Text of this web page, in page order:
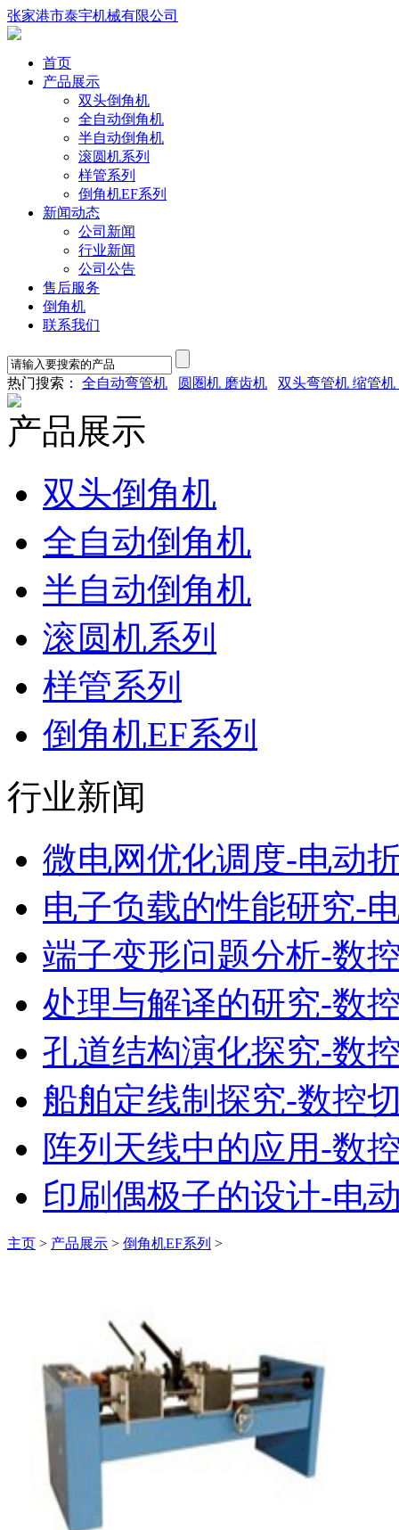
张家港市泰宇机械有限公司
首页
产品展示
双头倒角机
全自动倒角机
半自动倒角机
滚圆机系列
样管系列
倒角机EF系列
新闻动态
公司新闻
行业新闻
公司公告
售后服务
倒角机
联系我们
热门搜索： 全自动弯管机 圆圏机 磨齿机 双头弯管机 缩管机
产品展示
双头倒角机
全自动倒角机
半自动倒角机
滚圆机系列
样管系列
倒角机EF系列
行业新闻
微电网优化调度-电动
电子负载的性能研究-
端子变形问题分析-数
处理与解译的研究-数
孔道结构演化探究-数
船舶定线制探究-数控
阵列天线中的应用-数
印刷偶极子的设计-电
主页 > 产品展示 > 倒角机EF系列 >